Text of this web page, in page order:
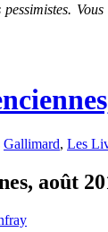
pessimistes.
Gallimard, Les
août